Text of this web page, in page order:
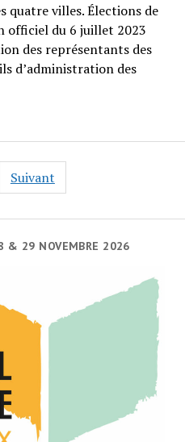
& 29 NOVEMBRE 2026
quatre villes. Élections de
officiel du 6 juillet 2023
des représentants des
d’administration des
Suivant